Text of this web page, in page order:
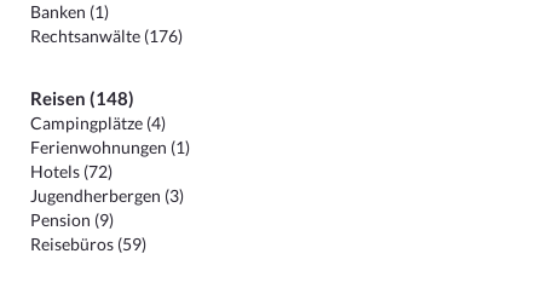
Banken (1)
Rechtsanwälte (176)
Reisen (148)
Campingplätze (4)
Ferienwohnungen (1)
Hotels (72)
Jugendherbergen (3)
Pension (9)
Reisebüros (59)